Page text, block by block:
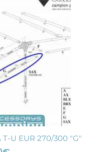
T-U EUR 270/300 "G"